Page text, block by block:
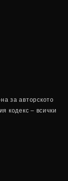
за авторското
кодекс – всички